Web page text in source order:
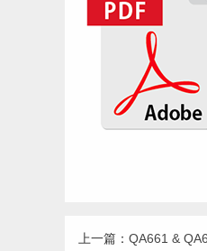
上一篇： QA661 &